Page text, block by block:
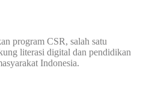
program CSR, salah satu
literasi digital dan pendidikan
Indonesia.